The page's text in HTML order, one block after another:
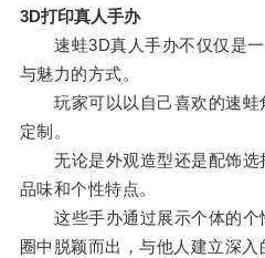
3D打印真人手办
速蛙3D真人手办不仅仅是一
与魅力的方式。
玩家可以以自己喜欢的速蛙
定制。
无论是外观造型还是配饰选
品味和个性特点。
这些手办通过展示个体的个
圈中脱颖而出，与他人建立深入